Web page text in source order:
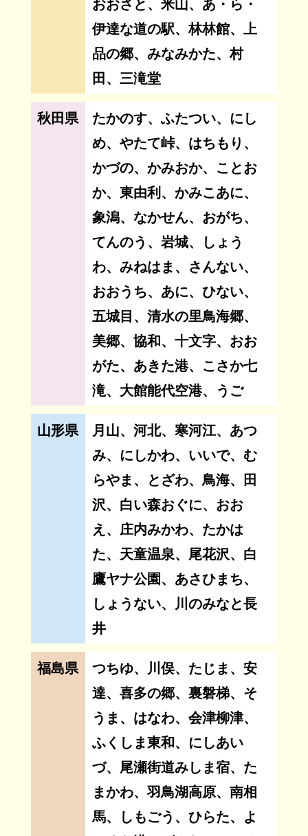
伊達な道の駅、林林館、上
品の郷、みなみかた、村
田、三滝堂
秋田県
たかのす、ふたつい、にし
め、やたて峠、はちもり、
かづの、かみおか、ことお
か、東由利、かみこあに、
象潟、なかせん、おがち、
てんのう、岩城、しょう
わ、みねはま、さんない、
おおうち、あに、ひない、
五城目、清水の里鳥海郷、
美郷、協和、十文字、おお
がた、あきた港、こさか七
滝、大館能代空港、うご
山形県
月山、河北、寒河江、あつ
み、にしかわ、いいで、む
らやま、とざわ、鳥海、田
沢、白い森おぐに、おお
え、庄内みかわ、たかは
た、天童温泉、尾花沢、白
鷹ヤナ公園、あさひまち、
しょうない、川のみなと長
井
福島県
つちゆ、川俣、たじま、安
達、喜多の郷、裏磐梯、そ
うま、はなわ、会津柳津、
ふくしま東和、にしあい
づ、尾瀬街道みしま宿、た
まかわ、羽鳥湖高原、南相
馬、しもごう、ひらた、よ